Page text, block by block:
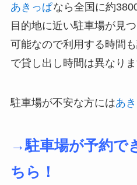
あきっぱなら全国に約
目的地に近い駐車場が見
可能なので利用する時間
で貸し出し時間は異なり
駐車場が不安な方にはあ
→駐車場が予約で
ちら！